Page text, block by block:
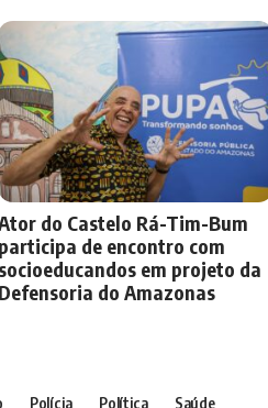
do Castelo Rá-Tim-Bum
participa de encontro com
socioeducandos em projeto da
Defensoria do Amazonas
Polícia Política Saúde